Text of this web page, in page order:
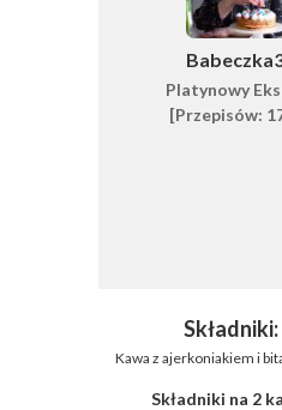
Platynowy
[Przepisów:
Składniki:
Kawa z ajerkoniakiem i
Składniki na 2